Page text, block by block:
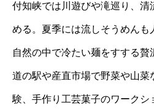
付知峡では川遊びや滝巡り、清
める。夏季には流しそうめんも
自然の中で冷たい麺をすする贅
道の駅や産直市場で野菜や山菜
験、手作り工芸菓子のワークシ